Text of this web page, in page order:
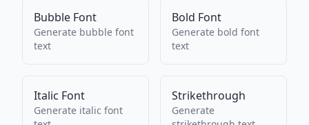
Bubble Font
Generate bubble font
text
Bold Font
Generate bold font
text
Italic Font
Generate italic font
Strikethrough
Generate